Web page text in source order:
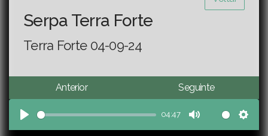
Serpa Terra Forte
Terra Forte 04-09-24
Anterior Seguinte
Play
04:47
Mute